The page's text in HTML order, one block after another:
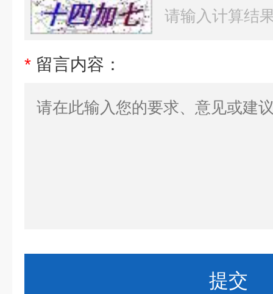
* 留言内容：